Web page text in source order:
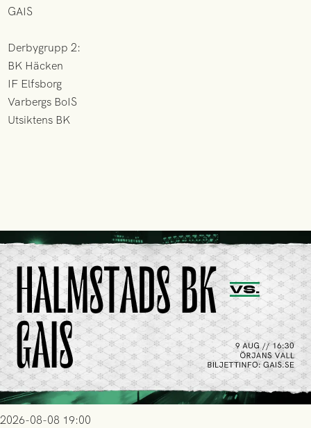
GAIS
Derbygrupp 2:
BK Häcken
IF Elfsborg
Varbergs BoIS
Utsiktens BK
2026-08-08 19:00